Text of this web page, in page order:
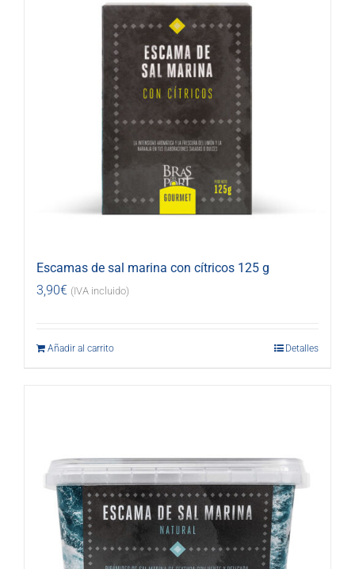
Escamas de sal marina con cítricos 125 g
3,90€ (IVA incluido)
Añadir al carrito Detalles